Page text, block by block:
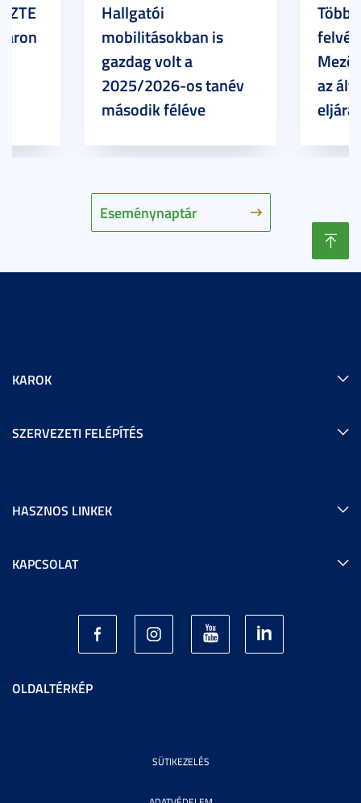
Eseménynaptár
Hallgatói
mobilitásokban is
gazdag volt a
2025/2026-os tanév
második féléve
Több
az
KAROK
SZERVEZETI FELÉPÍTÉS
HASZNOS LINKEK
KAPCSOLAT
OLDALTÉRKÉP
SÜTIKEZELÉS